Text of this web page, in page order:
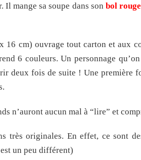
mange sa soupe dans son bol rouge
cm) ouvrage tout carton et aux
6 couleurs. Un personnage
deux fois de suite ! Une première
n’auront aucun mal à “lire” et
très originales. En effet, ce sont
un peu différent)